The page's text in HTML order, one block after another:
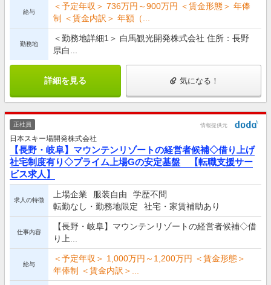
給与
＜予定年収＞ 736万円～900万円 ＜賃金形態＞ 年俸
制 ＜賃金内訳＞ 年額（...
勤務地
＜勤務地詳細1＞ 白馬観光開発株式会社 住所：長野
県白...
詳細を見る 気になる！
正社員 情報提供元
日本スキー場開発株式会社
【長野・岐阜】マウンテンリゾートの経営者候補◇借り上げ
社宅制度有り◇プライム上場Gの安定基盤 【転職支援サー
ビス求人】
求人の特徴
上場企業 服装自由
学歴不問
転勤なし・勤務地限定
社宅・家賃補助あり
仕事内容
【長野・岐阜】マウンテンリゾートの経営者候補◇借
り上...
給与
＜予定年収＞ 1,000万円～1,200万円 ＜賃金形態＞
年俸制 ＜賃金内訳＞...